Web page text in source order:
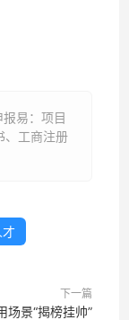
易：项目
、工商注册
下一篇
场景“揭榜挂帅”